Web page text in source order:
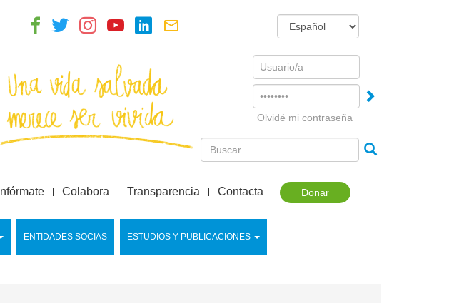
Username
Olvidé mi contraseña
Donar
ENTIDADES SOCIAS ESTUDIOS Y PUBLICACIONES
Infórmate Colabora Transparencia Contacta